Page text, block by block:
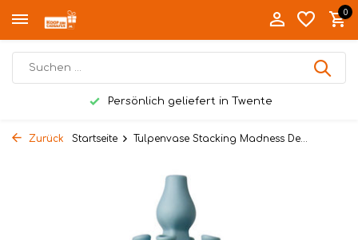
0
Persönlich geliefert in Twente
Zurück Startseite Tulpenvase Stacking Madness De...